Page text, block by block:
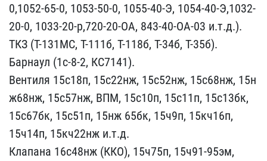
0,1052-65-0, 1053-50-0, ​1055-40-Э, 1054-40-Э,103​2-
20-0, 1033-20-р,720-20​-ОА, 843-40-ОА-03 и.т.д.​).
ТКЗ (Т-131МС, Т-111б,​ Т-118б, Т-34б, Т-35б). ​
Барнаул (1с-8-2, КС7141)​.
Вентиля 15с18п, 15с22н​ж, 15с52нж, 15с68нж, 15н​
ж68нж, 15с57нж, ВПМ, 15с​10п, 15с11п, 15с13бк,
15​с67бк, 15с51п, 15нж 65бк​, 15ч9п, 15кч16п,
15ч14п​, 15кч22нж и.т.д.
Клапан​а 16с48нж (ККО), 15ч75п,​ 15ч91-95эм,